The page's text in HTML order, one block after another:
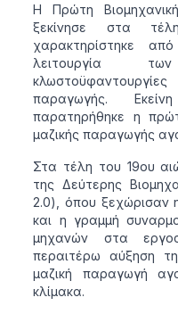
Η Πρώτη
ξεκίνησε στα
χαρακτηρίστηκε
λειτουργία
παραγωγής.
παρατηρήθηκε η
μαζικής παραγωγής
Στα τέλη του 19ου
της Δεύτερης
2.0), όπου ξεχώρισαν
και η γραμμή
μηχανών στα
περαιτέρω αύξηση
μαζική παραγωγή
κλίμακα.